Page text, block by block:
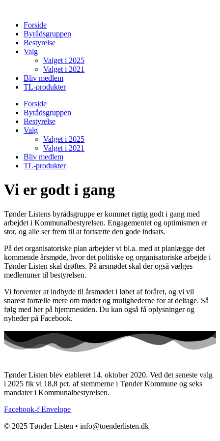
indholdForside
Byrådsgruppen
Bestyrelse
Valg
Valget i 2025
Valget i 2021
Bliv medlem
TL-produkter
Forside
Byrådsgruppen
Bestyrelse
Valg
Valget i 2025
Valget i 2021
Bliv medlem
TL-produkter
Vi er godt i gang
Tønder Listens byrådsgruppe er kommet rigtig godt i gang med
arbejdet i Kommunalbestyrelsen. Engagementet og optimismen er
stor, og alle ser frem til at fortsætte den gode indsats.
På det organisatoriske plan arbejder vi bl.a. med at planlægge det
kommende årsmøde, hvor det politiske og organisatoriske arbejde i
Tønder Listen skal drøftes. På årsmødet skal der også vælges
medlemmer til bestyrelsen.
Vi forventer at indbyde til årsmødet i løbet af foråret, og vi vil
snarest fortælle mere om mødet og mulighederne for at deltage. Så
følg med her på hjemmesiden. Du kan også få oplysninger og
nyheder på Facebook.
Tønder Listen blev etableret 14. oktober 2020. Ved det seneste valg
i 2025 fik vi 18,8 pct. af stemmerne i Tønder Kommune og seks
mandater i Kommunalbestyrelsen.
Facebook-f Envelope
© 2025 Tønder Listen • info@toenderlisten.dk